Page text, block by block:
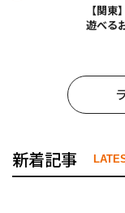
【関
遊べる
新着記事